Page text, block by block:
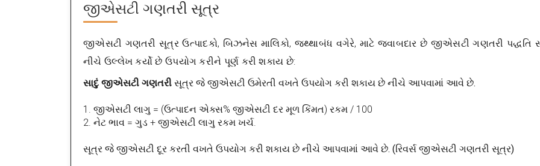
જીએસટી ગણતરી સૂત્ર
જીએસટી ગણતરી સૂત્ર ઉત્પાદકો, બિઝનેસ માલિકો, જથ્થાબંધ વગેરે, માટે જવાબદાર છે જીએસટી ગણતરી પદ્ધતિ
નીચે ઉલ્લેખ કર્યો છે ઉપયોગ કરીને પૂર્ણ કરી શકાય છે:
સાદું જીએસટી ગણતરી સૂત્ર જે જીએસટી ઉમેરતી વખતે ઉપયોગ કરી શકાય છે નીચે આપવામાં આવે છે.
1. જીએસટી લાગુ = (ઉત્પાદન એક્સ% જીએસટી દર મૂળ કિંમત) રકમ / 100
2. નેટ ભાવ = ગુડ + જીએસટી લાગુ રકમ ખર્ચ.
સૂત્ર જે જીએસટી દૂર કરતી વખતે ઉપયોગ કરી શકાય છે નીચે આપવામાં આવે છે. (રિવર્સ જીએસટી ગણતરી સૂત્ર)